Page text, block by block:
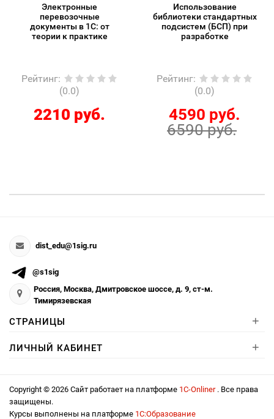
Электронные
перевозочные
документы в 1С: от
теории к практике
Рейтинг:
(0.0)
2210 руб.
Использование
библиотеки стандартных
подсистем (БСП) при
разработке
Рейтинг:
(0.0)
4590 руб.
6590 руб.
dist_edu@1sig.ru
@s1sig
Россия, Москва, Дмитровское шоссе, д. 9, ст-м.
Тимирязевская
СТРАНИЦЫ +
ЛИЧНЫЙ КАБИНЕТ +
Copyright © 2026 Сайт работает на платформе 1С-Onliner . Все права
защищены.
Курсы выполнены на платформе 1С:Образование